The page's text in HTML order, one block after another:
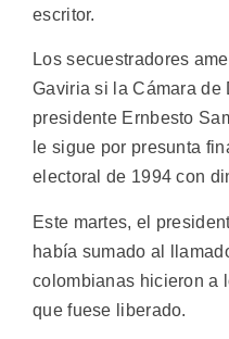
escritor.
Los secuestradores
Gaviria si la Cámara de
presidente Ernbesto
le sigue por presunta
electoral de 1994 con
Este martes, el
había sumado al
colombianas hicieron a
que fuese liberado.